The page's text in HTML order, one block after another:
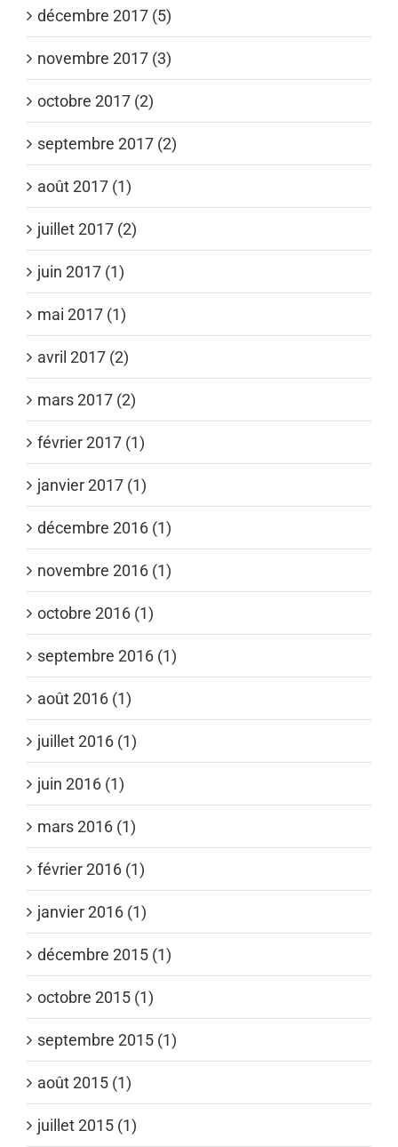
décembre 2017 (5)
novembre 2017 (3)
octobre 2017 (2)
septembre 2017 (2)
août 2017 (1)
juillet 2017 (2)
juin 2017 (1)
mai 2017 (1)
avril 2017 (2)
mars 2017 (2)
février 2017 (1)
janvier 2017 (1)
décembre 2016 (1)
novembre 2016 (1)
octobre 2016 (1)
septembre 2016 (1)
août 2016 (1)
juillet 2016 (1)
juin 2016 (1)
mars 2016 (1)
février 2016 (1)
janvier 2016 (1)
décembre 2015 (1)
octobre 2015 (1)
septembre 2015 (1)
août 2015 (1)
juillet 2015 (1)